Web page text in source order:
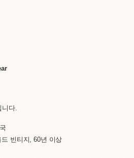
다.
빈티지, 60년 이상